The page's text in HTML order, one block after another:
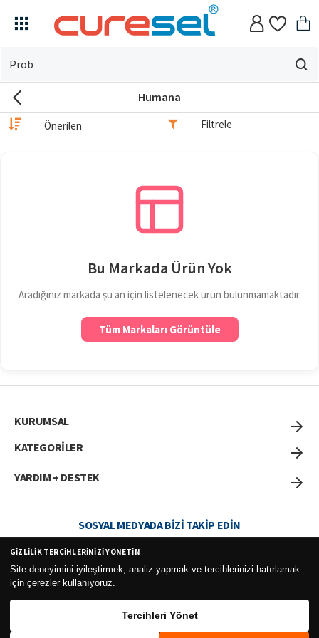
Evin
için
arıyorsun?
Humana
Filtrele
Bu Markada Ürün Yok
Aradığınız markada şu an için listelenecek ürün bulunmamaktadır.
Tüm Markaları Görüntüle
KURUMSAL
KATEGORİLER
YARDIM + DESTEK
SOSYAL MEDYADA BIZI TAKIP EDIN
GIZLILIK TERCIHLERINIZI YÖNETIN
Site deneyimini iyileştirmek, analiz yapmak ve tercihlerinizi hatırlamak
için çerezler kullanıyoruz.
Tercihleri Yönet